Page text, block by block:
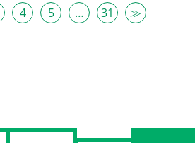
4 5 … 31 ≫